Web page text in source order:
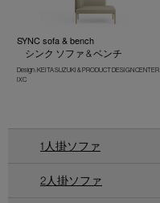
SYNC sofa & bench
シンク ソファ & ベンチ
Design : KEITA SUZUKI & PRODUCT DESIGN CENTER
IXC
1人掛ソファ
2人掛ソファ